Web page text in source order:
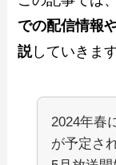
での配信情報
説していきます
2024年春
が予定さ